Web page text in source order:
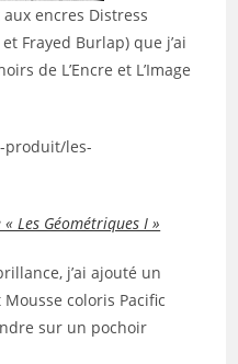
encres Distress
Frayed Burlap) que j’ai
de L’Encre et L’Image
produit/les-
« Les Géométriques I »
j’ai ajouté un
coloris Pacific
sur un pochoir